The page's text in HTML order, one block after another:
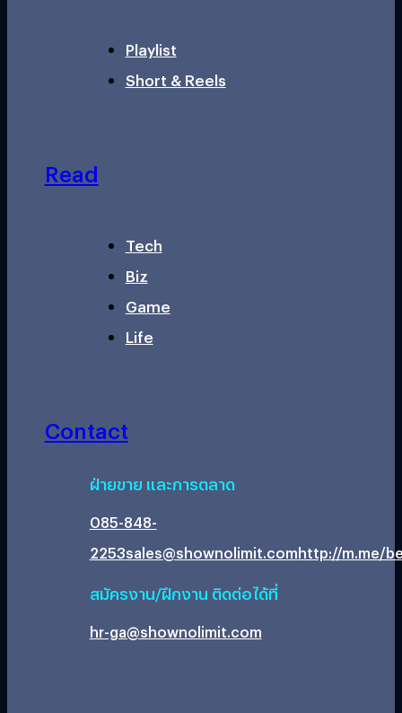
Playlist
Short & Reels
Read
Tech
Biz
Game
Life
Contact
ฝ่ายขาย และการตลาด
085-848-
2253sales@shownolimit.comhttp://m.me/
สมัครงาน/ฝึกงาน ติดต่อได้ที่
hr-ga@shownolimit.com